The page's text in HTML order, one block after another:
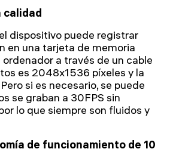
calidad
dispositivo puede registrar
en una tarjeta de memoria
a través de un cable
es 2048x1536 píxeles y la
si es necesario, se puede
se graban a 30FPS sin
lo que siempre son fluidos y
de funcionamiento de 10